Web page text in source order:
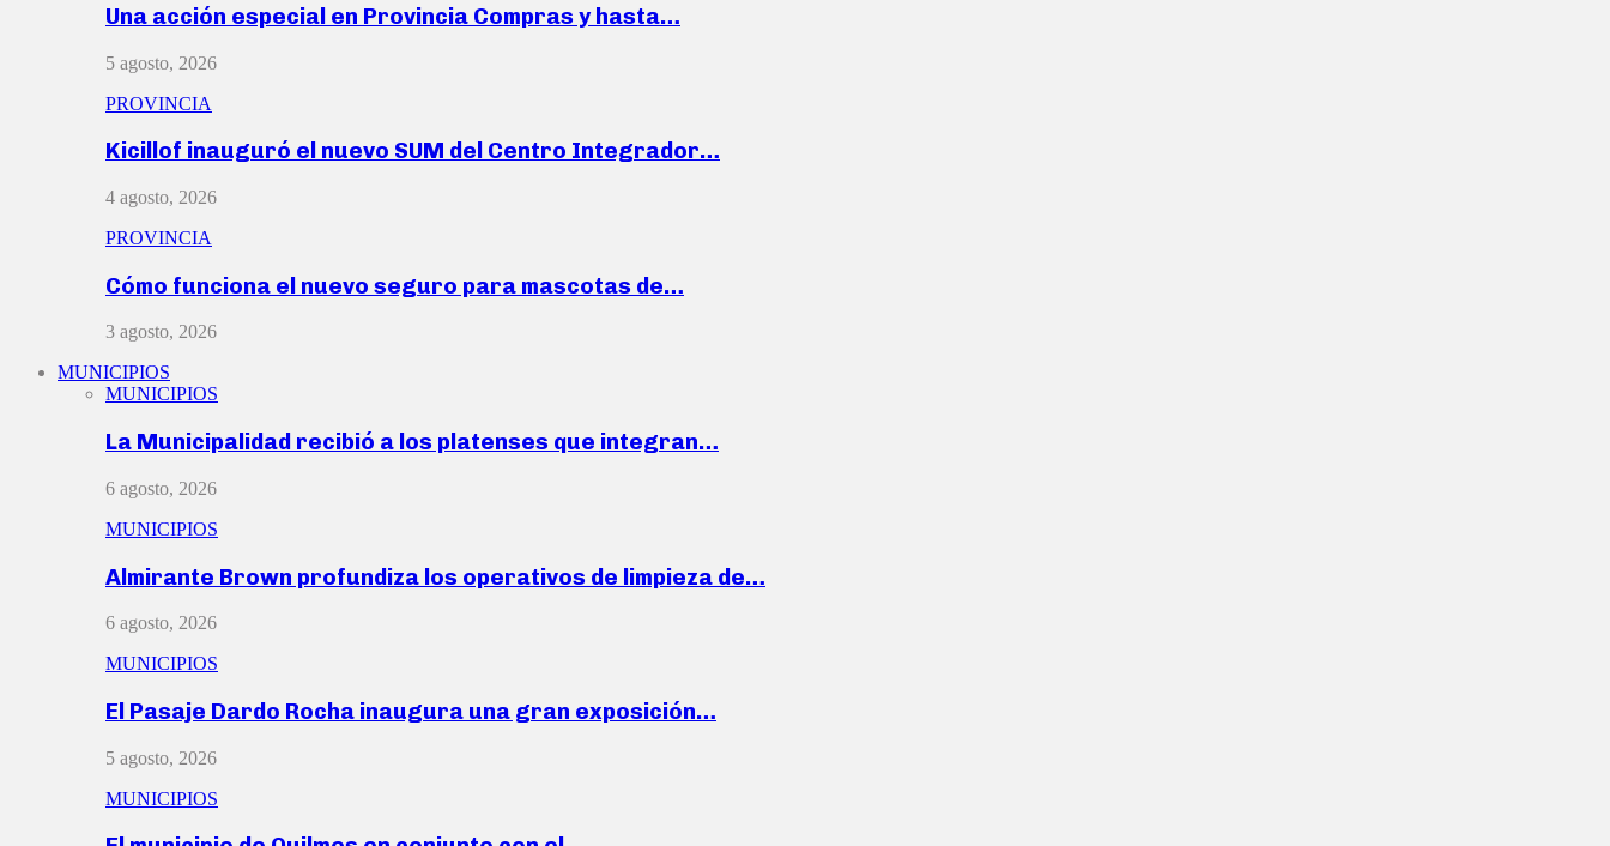
Una acción especial en Provincia Compras y hasta…
5 agosto, 2026
PROVINCIA
Kicillof inauguró el nuevo SUM del Centro Integrador…
4 agosto, 2026
PROVINCIA
Cómo funciona el nuevo seguro para mascotas de…
3 agosto, 2026
MUNICIPIOS
MUNICIPIOS
La Municipalidad recibió a los platenses que integran…
6 agosto, 2026
MUNICIPIOS
Almirante Brown profundiza los operativos de limpieza de…
6 agosto, 2026
MUNICIPIOS
El Pasaje Dardo Rocha inaugura una gran exposición…
5 agosto, 2026
MUNICIPIOS